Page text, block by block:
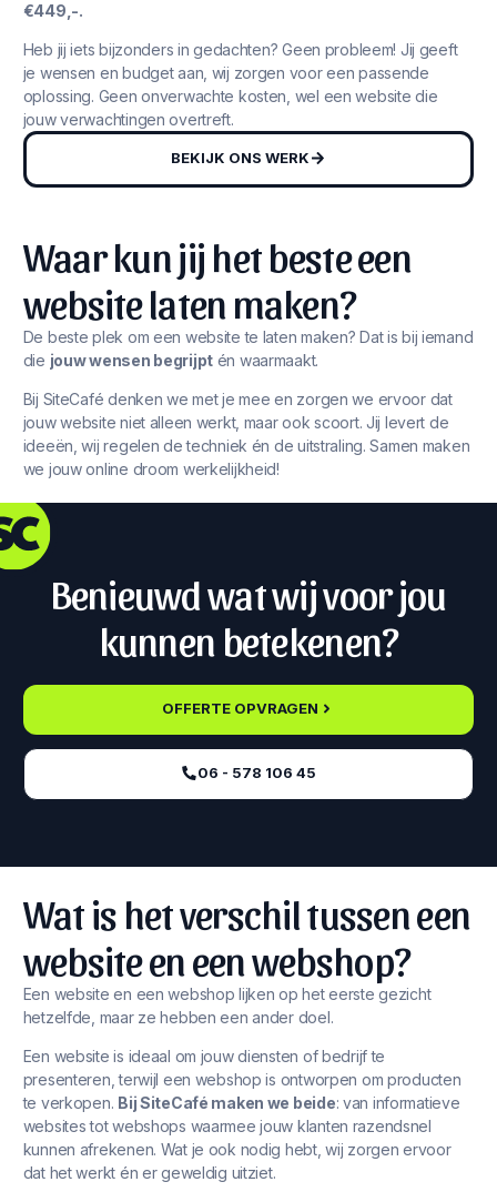
€449,-.
Heb jij iets bijzonders in gedachten? Geen probleem! Jij geeft
je wensen en budget aan, wij zorgen voor een passende
oplossing. Geen onverwachte kosten, wel een website die
jouw verwachtingen overtreft.
BEKIJK ONS WERK
Waar kun jij het beste een
website laten maken?
De beste plek om een website te laten maken? Dat is bij iemand
die jouw wensen begrijpt én waarmaakt.
Bij SiteCafé denken we met je mee en zorgen we ervoor dat
jouw website niet alleen werkt, maar ook scoort. Jij levert de
ideeën, wij regelen de techniek én de uitstraling. Samen maken
we jouw online droom werkelijkheid!
Benieuwd wat wij voor jou
kunnen betekenen?
OFFERTE OPVRAGEN
06 - 578 106 45‬
Wat is het verschil tussen een
website en een webshop?
Een website en een webshop lijken op het eerste gezicht
hetzelfde, maar ze hebben een ander doel.
Een website is ideaal om jouw diensten of bedrijf te
presenteren, terwijl een webshop is ontworpen om producten
te verkopen. Bij SiteCafé maken we beide: van informatieve
websites tot webshops waarmee jouw klanten razendsnel
kunnen afrekenen. Wat je ook nodig hebt, wij zorgen ervoor
dat het werkt én er geweldig uitziet.